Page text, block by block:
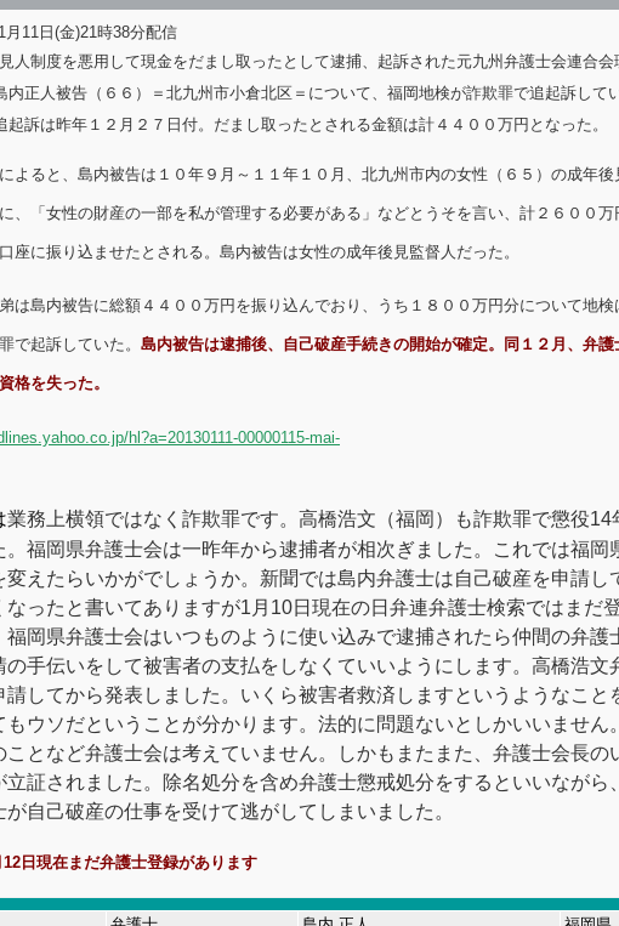
1 月 11 日(金)21時38分配信
人制度を悪用して現金をだまし取ったとして逮捕、起訴された元九州弁護士会連合会
内正人被告（６６）＝北九州市小倉北区＝について、福岡地検が詐欺罪で追起訴して
起訴は昨年１２月２７日付。だまし取ったとされる金額は計４４００万円となった。
よると、島内被告は１０年９月～１１年１０月、北九州市内の女性（６５）の成年後
に、「女性の財産の一部を私が管理する必要がある」などとうそを言い、計２６００万
座に振り込ませたとされる。島内被告は女性の成年後見監督人だった。
は島内被告に総額４４００万円を振り込んでおり、うち１８００万円分について地検
で起訴していた。 島内被告は逮捕後、自己破産手続きの開始が確定。同１２月、弁護
格を失った。
hl?a=20130111-00000115-mai-
業務上横領ではなく詐欺罪です。高橋浩文（福岡）も詐欺罪で懲役14
福岡県弁護士会は一昨年から逮捕者が相次ぎました。これでは福岡
変えたらいかがでしょうか。新聞では島内弁護士は自己破産を申請し
なったと書いてありますが1月10日現在の日弁連弁護士検索ではまだ
福岡県弁護士会はいつものように使い込みで逮捕されたら仲間の弁護
の手伝いをして被害者の支払をしなくていいようにします。高橋浩文
請してから発表しました。いくら被害者救済しますというようなこと
もウソだということが分かります。法的に問題ないとしかいいません
ことなど弁護士会は考えていません。しかもまたまた、弁護士会長の
立証されました。除名処分を含め弁護士懲戒処分をするといいながら
が自己破産の仕事を受けて逃がしてしまいました。
12日現在まだ弁護士登録があります